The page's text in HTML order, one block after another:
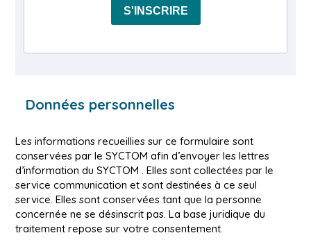
S'INSCRIRE
Données personnelles
Les informations recueillies sur ce formulaire sont
conservées par le SYCTOM afin d’envoyer les lettres
d’information du SYCTOM . Elles sont collectées par le
service communication et sont destinées à ce seul
service. Elles sont conservées tant que la personne
concernée ne se désinscrit pas. La base juridique du
traitement repose sur votre consentement.